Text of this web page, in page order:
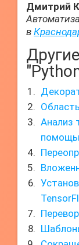
Дмитрий
в
Анализ